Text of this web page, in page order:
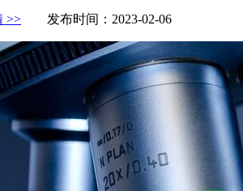
>> 发布时间：2023-02-06